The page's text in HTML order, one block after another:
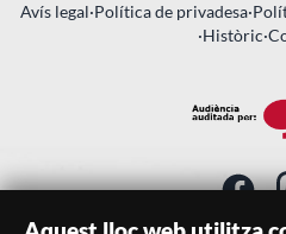
Avís legal·Política de privadesa·
·Històric·